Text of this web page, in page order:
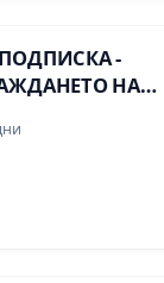
-
НА
(ЛИФТ) НА
НА ПРИРОДНА